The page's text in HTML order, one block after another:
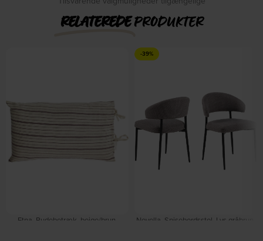
RELATEREDEPRODUKTER
Etna, Pudebetræk, beige/brun,
-39%
Novella, Spisebordsstol, Lys gråbrun,